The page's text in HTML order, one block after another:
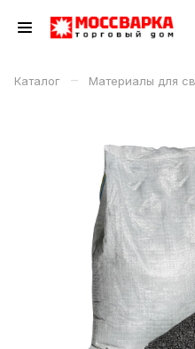
Каталог – Материалы для